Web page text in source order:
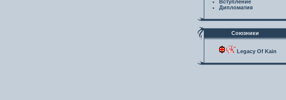
Вступление
Дипломатия
Союзники
Legacy Of Kain